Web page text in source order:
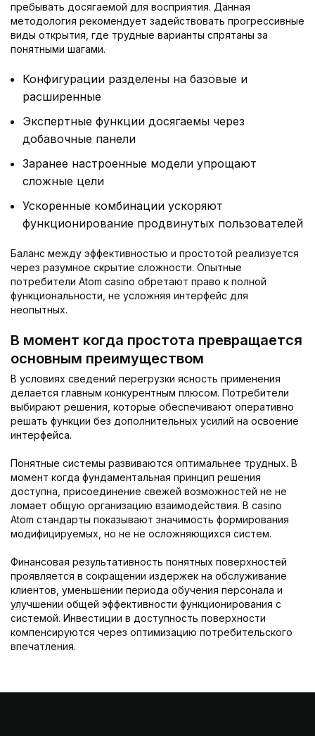
пребывать досягаемой для восприятия. Данная
методология рекомендует задействовать прогрессивные
виды открытия, где трудные варианты спрятаны за
понятными шагами.
Конфигурации разделены на базовые и
расширенные
Экспертные функции досягаемы через
добавочные панели
Заранее настроенные модели упрощают
сложные цели
Ускоренные комбинации ускоряют
функционирование продвинутых пользователей
Баланс между эффективностью и простотой реализуется
через разумное скрытие сложности. Опытные
потребители Atom casino обретают право к полной
функциональности, не усложняя интерфейс для
неопытных.
В момент когда простота превращается
основным преимуществом
В условиях сведений перегрузки ясность применения
делается главным конкурентным плюсом. Потребители
выбирают решения, которые обеспечивают оперативно
решать функции без дополнительных усилий на освоение
интерфейса.
Понятные системы развиваются оптимальнее трудных. В
момент когда фундаментальная принцип решения
доступна, присоединение свежей возможностей не не
ломает общую организацию взаимодействия. В casino
Atom стандарты показывают значимость формирования
модифицируемых, но не не осложняющихся систем.
Финансовая результативность понятных поверхностей
проявляется в сокращении издержек на обслуживание
клиентов, уменьшении периода обучения персонала и
улучшении общей эффективности функционирования с
системой. Инвестиции в доступность поверхности
компенсируются через оптимизацию потребительского
впечатления.